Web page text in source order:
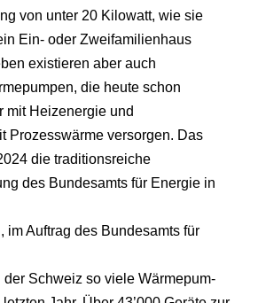
von unter 20 Kilowatt, wie sie
Ein- oder Zweifamilienhaus
existieren aber auch
die heute schon
mit Heizenergie und
Prozesswärme versorgen. Das
die traditionsreiche
des Bundesamts für Energie in
im Auftrag des Bundesamts für
Schweiz so viele Wärmepum-